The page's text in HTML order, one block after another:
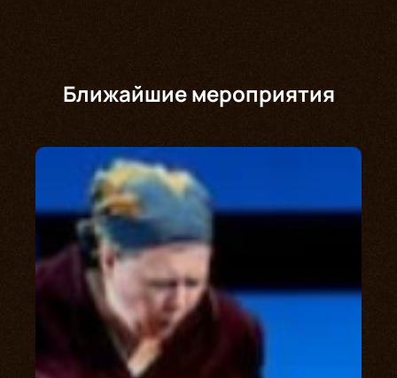
Ближайшие мероприятия